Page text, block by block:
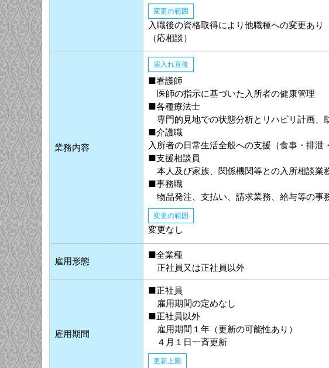
変更の範囲
入職後の資格取得により他職種への変更あり
（応相談）
業務内容
雇入れ直後
■看護師
医師の指示に基づいた入所者の健康管理
■各種療法士
専門的見地での状態分析とリハビリ計画、
■介護職
入所者の日常生活全般への支援（食事・排泄
■支援相談員
本人及び家族、関係機関等との入所相談業
■事務職
物品発注、支払い、請求業務、給与等の事
変更の範囲
変更なし
雇用形態
■全業種
正社員又は正社員以外
雇用期間
■正社員
雇用期間の定めなし
■正社員以外
雇用期間１年（更新の可能性あり）
４月１日一斉更新
更新上限